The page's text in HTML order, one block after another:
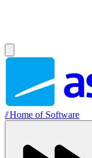
//Home of Software